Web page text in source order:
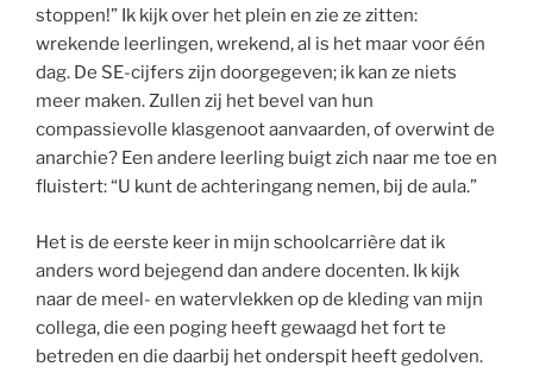
stoppen!” Ik kijk over het plein en zie ze zitten:
wrekende leerlingen, wrekend, al is het maar voor één
dag. De SE-cijfers zijn doorgegeven; ik kan ze niets
meer maken. Zullen zij het bevel van hun
compassievolle klasgenoot aanvaarden, of overwint de
anarchie? Een andere leerling buigt zich naar me toe en
fluistert: “U kunt de achteringang nemen, bij de aula.”
Het is de eerste keer in mijn schoolcarrière dat ik
anders word bejegend dan andere docenten. Ik kijk
naar de meel- en watervlekken op de kleding van mijn
collega, die een poging heeft gewaagd het fort te
betreden en die daarbij het onderspit heeft gedolven.